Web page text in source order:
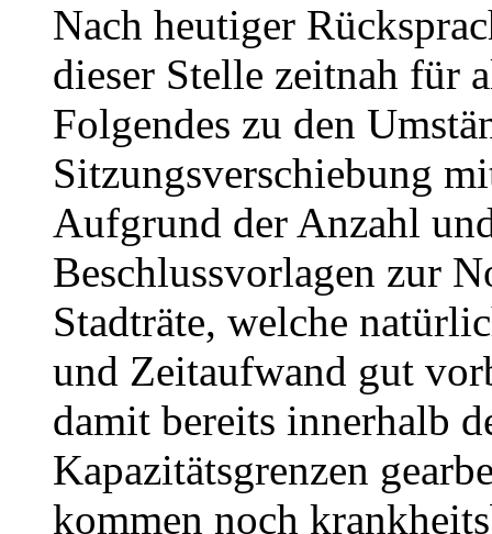
Nach heutiger
dieser Stelle zeitnah für
Folgendes zu den
Sitzungsverschiebung
Aufgrund der Anzahl
Beschlussvorlagen zur
Stadträte, welche
und Zeitaufwand gut
damit bereits innerhalb
Kapazitätsgrenzen
kommen noch